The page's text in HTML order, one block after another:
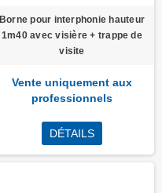
Borne pour interphonie hauteur
1m40 avec visière + trappe de
visite
Vente uniquement aux
professionnels
DÉTAILS